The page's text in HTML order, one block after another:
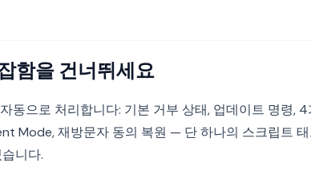
함을 건너뛰세요
동으로 처리합니다: 기본 거부 상태, 업데이트 명령,
Mode, 재방문자 동의 복원 — 단 하나의 스크립트
니다.